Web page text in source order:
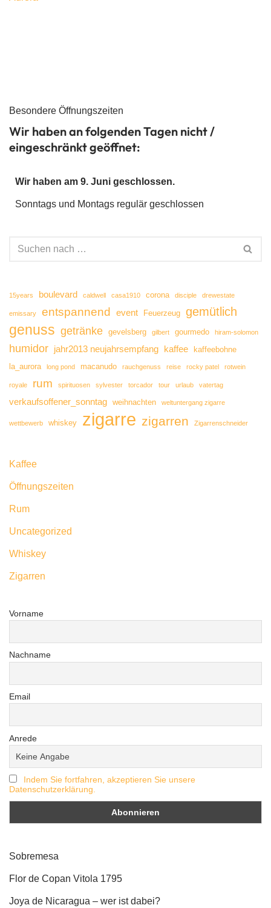
Besondere Öffnungszeiten
Wir haben an folgenden Tagen nicht /
eingeschränkt geöffnet:
Wir haben am 9. Juni geschlossen.
Sonntags und Montags regulär geschlossen
15years boulevard caldwell casa1910 corona disciple drewestate
emissary entspannend event Feuerzeug gemütlich
genuss getränke gevelsberg gilbert gourmedo hiram-solomon
humidor jahr2013 neujahrsempfang kaffee kaffeebohne
la_aurora
long pond macanudo rauchgenuss reise rocky patel rotwein
royale rum spirituosen sylvester torcador tour urlaub vatertag
verkaufsoffener_sonntag weihnachten weltuntergang zigarre
wettbewerb whiskey zigarre zigarren Zigarrenschneider
Kaffee
Öffnungszeiten
Rum
Uncategorized
Whiskey
Zigarren
Vorname
Nachname
Email
Anrede
Indem Sie fortfahren, akzeptieren Sie unsere
Datenschutzerklärung.
Sobremesa
Flor de Copan Vitola 1795
Joya de Nicaragua – wer ist dabei?